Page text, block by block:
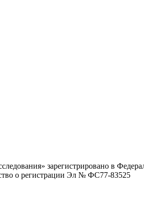
зарегистрировано в
о регистрации Эл № ФС77-83525